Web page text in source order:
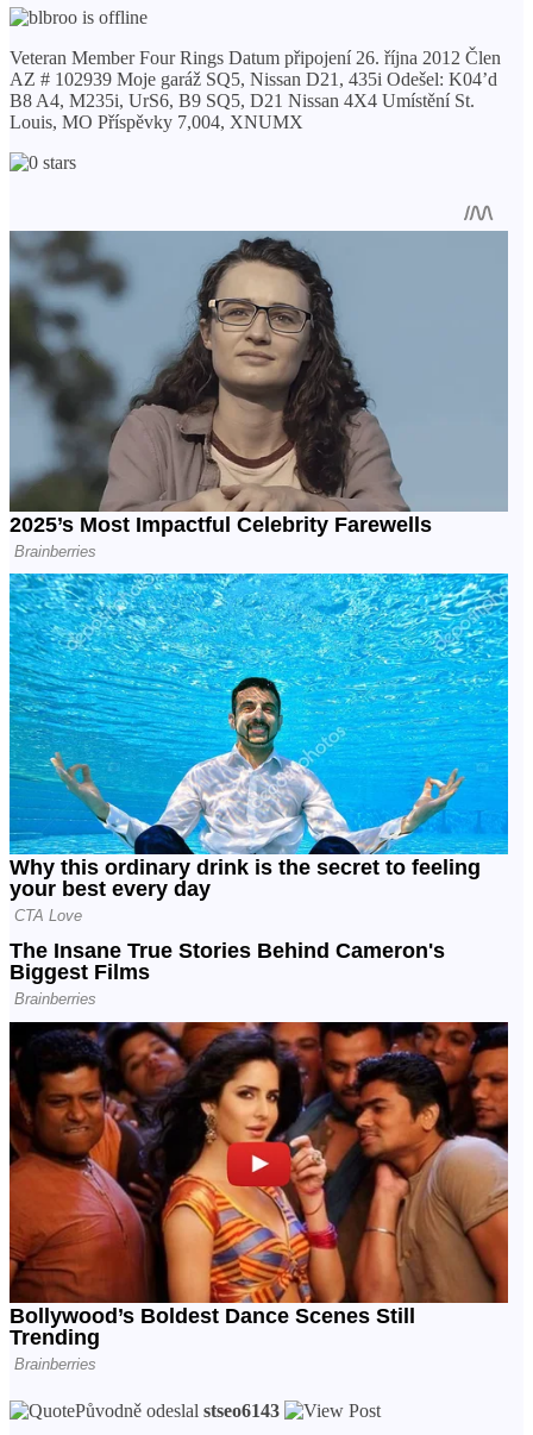
Veteran Member Four Rings Datum připojení 26. října 2012 Člen
AZ # 102939 Moje garáž SQ5, Nissan D21, 435i Odešel: K04’d
B8 A4, M235i, UrS6, B9 SQ5, D21 Nissan 4X4 Umístění St.
Louis, MO Příspěvky 7,004, XNUMX
Původně odeslal stseo6143